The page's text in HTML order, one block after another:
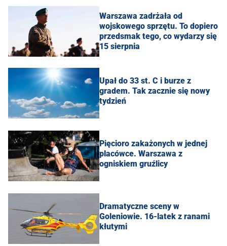
Warszawa zadrżała od
wojskowego sprzętu. To dopiero
przedsmak tego, co wydarzy się
15 sierpnia
Upał do 33 st. C i burze z
gradem. Tak zacznie się nowy
tydzień
Pięcioro zakażonych w jednej
placówce. Warszawa z
ogniskiem gruźlicy
Dramatyczne sceny w
Goleniowie. 16-latek z ranami
kłutymi